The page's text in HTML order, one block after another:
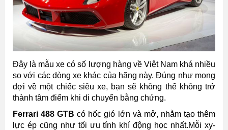
Đây là mẫu xe có số lượng hàng về Việt Nam khá nhiều
so với các dòng xe khác của hãng này. Đúng như mong
đợi về một chiếc siêu xe, bạn sẽ không thể không trở
thành tâm điểm khi di chuyển bằng chứng.
Ferrari 488 GTB có hốc gió lớn và mở, nhằm tạo thêm
lực ép cũng như tối ưu tính khí động học nhất.Mỗi xy-